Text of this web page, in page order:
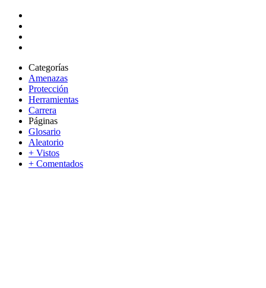
Categorías
Amenazas
Protección
Herramientas
Carrera
Páginas
Glosario
Aleatorio
+ Vistos
+ Comentados